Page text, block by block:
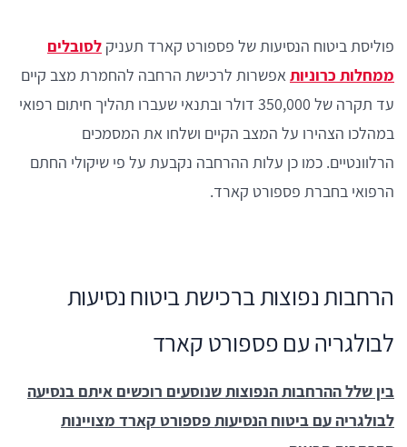
פוליסת ביטוח הנסיעות של פספורט קארד תעניק לסובלים
ממחלות כרוניותאפשרות לרכישת הרחבה להחמרת מצב קיים
עד תקרה של 350,000 דולר ובתנאי שעברו תהליך חיתום רפואי
במהלכו הצהירו על המצב הקיים ושלחו את המסמכים
הרלוונטיים. כמו כן עלות ההרחבה נקבעת על פי שיקולי החתם
הרפואי בחברת פספורט קארד.
הרחבות נפוצות ברכישת ביטוח נסיעות
לבולגריה עם פספורט קארד
בין שלל ההרחבות הנפוצות שנוסעים רוכשים איתם בנסיעה
לבולגריה עם ביטוח הנסיעות פספורט קארד מצויינות